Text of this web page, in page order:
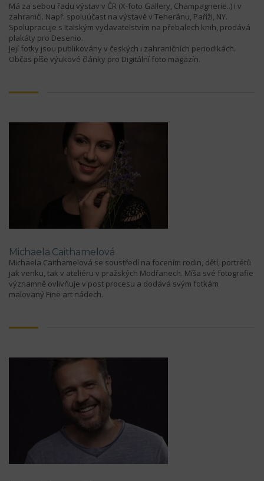
Má za sebou řadu výstav v ČR (X-foto Gallery, Champagnerie..) i v
zahraničí. Např. spoluúčast na výstavě v Teheránu, Paříži, NY.
Spolupracuje s Italským vydavatelstvím na přebalech knih, prodává
plakáty pro Desenio.
Její fotky jsou publikovány v českých i zahraničních periodikách.
Občas píše výukové články pro Digitální foto magazín.
Michaela Caithamelová
Michaela Caithamelová se soustředí na focením rodin, dětí, portrétů
jak venku, tak v ateliéru v pražských Modřanech. Míša své fotografie
významně ovlivňuje v post procesu a dodává svým fotkám
malovaný Fine art nádech.